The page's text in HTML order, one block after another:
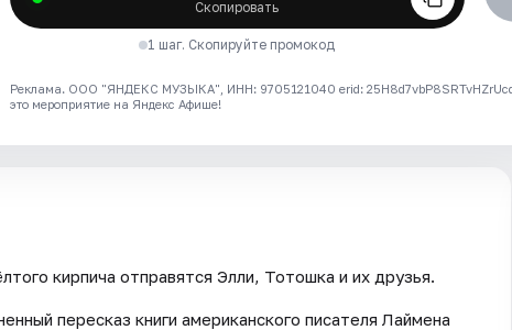
Скопировать
1 шаг. Скопируйте промокод
Реклама. ООО "ЯНДЕКС МУЗЫКА", ИНН: 9705121040 erid:
это мероприятие на Яндекс Афише!
кирпича отправятся Элли, Тотошка и их друзья.
пересказ книги американского писателя Лаймена